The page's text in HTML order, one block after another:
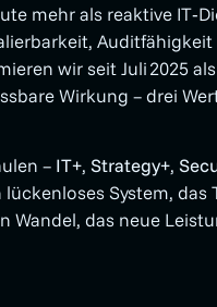
mehr als reaktive
wir seit Juli 2025
Wirkung – drei
– IT+, Strategy+,
System,
Wandel, das neue